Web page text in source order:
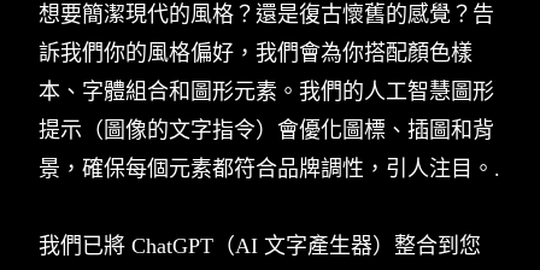
想要簡潔現代的風格？還是復古懷舊的感覺？告
訴我們你的風格偏好，我們會為你搭配顏色樣
本、字體組合和圖形元素。我們的人工智慧圖形
提示（圖像的文字指令）會優化圖標、插圖和背
景，確保每個元素都符合品牌調性，引人注目。.
我們已將 ChatGPT（AI 文字產生器）整合到您